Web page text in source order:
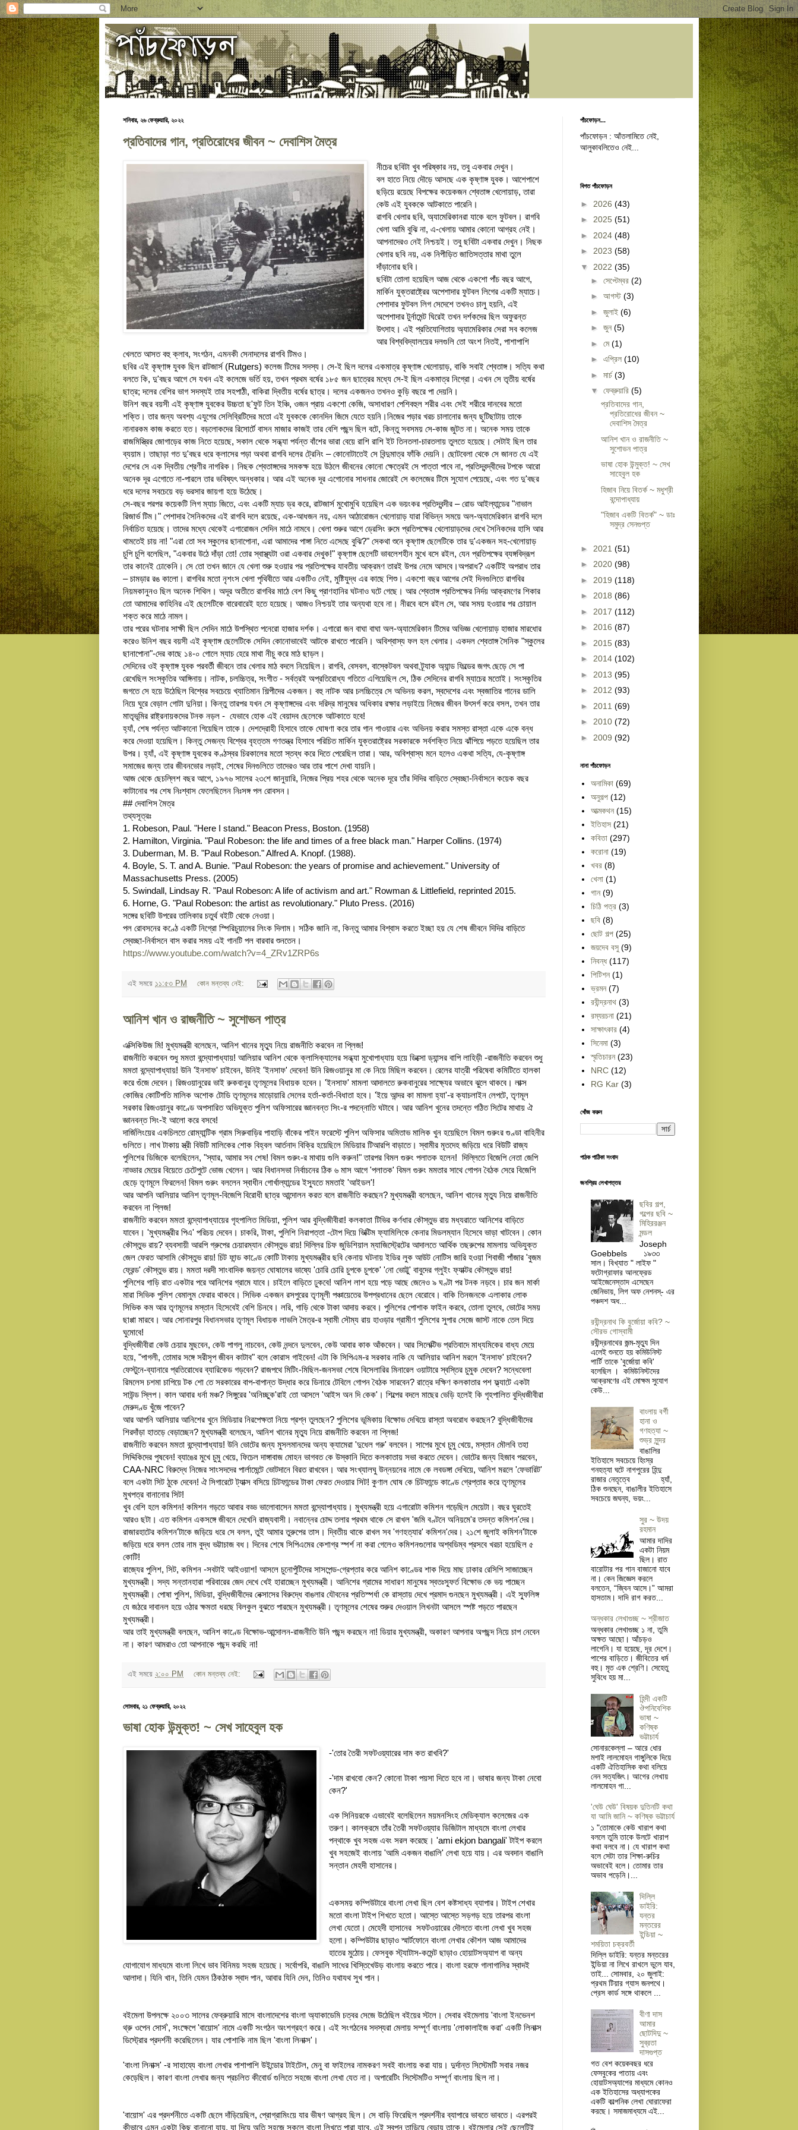
শনিবার, ২৬ ফেব্রুয়ারি, ২০২২
প্রতিবাদের গান, প্রতিরোধের জীবন ~ দেবাশিস মৈত্র
নীচের ছবিটা খুব পরিষ্কার নয়, তবু একবার দেখুন।
বল হাতে নিয়ে দৌড়ে আসছে এক কৃষ্ণাঙ্গ যুবক। আশেপাশে
ছড়িয়ে রয়েছে বিপক্ষের কয়েকজন শ্বেতাঙ্গ খেলোয়াড়, তারা
কেউ এই যুবককে আটকাতে পারেনি।
রাগবি খেলার ছবি, অ্যামেরিকানরা যাকে বলে ফুটবল। রাগবি
খেলা আমি বুঝি না, এ-খেলায় আমার কোনো আগ্রহ নেই।
আপনাদেরও নেই নিশ্চয়ই। তবু ছবিটা একবার দেখুন। নিছক
খেলার ছবি নয়, এক নিপীড়িত জাতিসত্তার মাথা তুলে
দাঁড়ানোর ছবি।
ছবিটা তোলা হয়েছিল আজ থেকে একশো পাঁচ বছর আগে,
মার্কিন যুক্তরাষ্ট্রের অপেশাদার ফুটবল লিগের একটি ম্যাচে।
পেশাদার ফুটবল লিগ সেদেশে তখনও চালু হয়নি, এই
অপেশাদার টুর্নামেন্ট ঘিরেই তখন দর্শকদের ছিল অফুরন্ত
উৎসাহ। এই প্রতিযোগিতায় অ্যামেরিকার সেরা সব কলেজ
আর বিশ্ববিদ্যালয়ের দলগুলি তো অংশ নিতই, পাশাপাশি
খেলতে আসত বহু ক্লাব, সংগঠন, এমনকী সেনাদলের রাগবি টিমও।
ছবির এই কৃষ্ণাঙ্গ যুবক ছিল রাটজার্স (Rutgers) কলেজ টিমের সদস্য। সে-ই ছিল দলের একমাত্র কৃষ্ণাঙ্গ খেলোয়াড়, বাকি সবাই শ্বেতাঙ্গ। সত্যি কথা
বলতে কি, দু'বছর আগে সে যখন এই কলেজে ভর্তি হয়, তখন প্রথম বর্ষের ১৮৫ জন ছাত্রের মধ্যে সে-ই ছিল একমাত্র নিগ্রো। এখন সে তৃতীয় বর্ষের
ছাত্র; দলের বেশির ভাগ সদস্যই তার সহপাঠী, বাকিরা দ্বিতীয় বর্ষের ছাত্র। দলের একজনও তখনও কুড়ি বছরে পা দেয়নি।
উনিশ বছর বয়সী এই কৃষ্ণাঙ্গ যুবকের উচ্চতা ছ'ফুট তিন ইঞ্চি, ওজন প্রায় একশো কেজি, অসাধারণ পেশিবহুল শরীর এবং সেই শরীরে দানবের মতো
শক্তি। তার জন্য অবশ্য এযুগের সেলিব্রিটিদের মতো এই যুবককে কোনদিন জিমে যেতে হয়নি।নিজের পড়ার খরচ চালানোর জন্য ছুটিছাটায় তাকে
নানারকম কাজ করতে হত। বড়লোকদের রিসোর্টে বাসন মাজার কাজই তার বেশি পছন্দ ছিল বটে, কিন্তু সবসময় সে-কাজ জুটত না। অনেক সময় তাকে
রাজমিস্ত্রির জোগাড়ের কাজ নিতে হয়েছে, সকাল থেকে সন্ধ্যা পর্যন্ত বাঁশের ভারা বেয়ে রাশি রাশি ইট তিনতলা-চারতলায় তুলতে হয়েছে। সেটাই ছিল তার
ব্যয়াম। তাছাড়া গত দু'বছর ধরে ক্লাসের পড়া অথবা রাগবি দলের ট্রেনিং – কোনোটাতেই সে বিন্দুমাত্র ফাঁকি দেয়নি। ছোটবেলা থেকে সে জানত যে এই
দেশের সে এক দ্বিতীয় শ্রেণীর নাগরিক। নিছক শ্বেতাঙ্গদের সমকক্ষ হয়ে উঠলে জীবনের কোনো ক্ষেত্রেই সে পাত্তা পাবে না, প্রতিদ্বন্দ্বীদের টপকে আরো
অনেক দূর এগোতে না-পারলে তার ভবিষ্যৎ অন্ধকার। আর এই অনেক দূর এগোনোর সাধনার জোরেই সে কলেজের টিমে সুযোগ পেয়েছে, এবং গত দু'বছর
ধরে দলের সবচেয়ে বড় ভরসার জায়গা হয়ে উঠেছে।
সে-বছর পরপর কয়েকটি লিগ ম্যাচ জিতে, এবং একটি ম্যাচ ড্র করে, রাটজার্স মুখোমুখি হয়েছিল এক ভয়ংকর প্রতিদ্বন্দীর – রোড আইল্যান্ডের "নাভাল
রিজার্ভ টিম।" পেশাদার সৈনিকদের এই রাগবি দলে রয়েছে, এক-আধজন নয়, এমন আঠারোজন খেলোয়াড় যারা বিভিন্ন সময়ে অল-অ্যামেরিকান রাগবি দলে
নির্বাচিত হয়েছে। তাদের মধ্যে থেকেই এগারোজন সেদিন মাঠে নামবে। খেলা শুরুর আগে ড্রেসিং রুমে প্রতিপক্ষের খেলোয়াড়দের দেখে সৈনিকদের হাসি আর
থামতেই চায় না! "এরা তো সব স্কুলের ছানাপোনা, এরা আমাদের পাঙ্গা নিতে এসেছে বুঝি?" সেকথা শুনে কৃষ্ণাঙ্গ ছেলেটিকে তার দু'একজন সহ-খেলোয়াড়
চুপি চুপি বলেছিল, "একবার উঠে দাঁড়া তো! তোর স্বাস্থ্যটা ওরা একবার দেখুক!" কৃষ্ণাঙ্গ ছেলেটি ভাবলেশহীন মুখে বসে রইল, যেন প্রতিপক্ষের ব্যঙ্গবিদ্রূপ
তার কানেই ঢোকেনি। সে তো তখন জানে যে খেলা শুরু হওয়ার পর প্রতিপক্ষের যাবতীয় আক্রমণ তারই উপর নেমে আসবে।অপরাধ? একটিই অপরাধ তার
– চামড়ার রঙ কালো। রাগবির মতো নৃশংস খেলা পৃথিবীতে আর একটিও নেই, মুষ্টিযুদ্ধ এর কাছে শিশু। একশো বছর আগের সেই দিনগুলিতে রাগবির
নিয়মকানুনও ছিল অনেক শিথিল। অদূর অতীতে রাগবির মাঠে বেশ কিছু প্রাণহানির ঘটনাও ঘটে গেছে। আর শ্বেতাঙ্গ প্রতিপক্ষের নির্দয় আক্রমণের শিকার
তো আমাদের কাহিনির এই ছেলেটিকে বারেবারেই হতে হয়েছে। আজও নিশ্চয়ই তার অন্যথা হবে না। নীরবে বসে রইল সে, আর সময় হওয়ার পর চোয়াল
শক্ত করে মাঠে নামল।
তার পরের ঘটনার সাক্ষী ছিল সেদিন মাঠে উপস্থিত পনেরো হাজার দর্শক। এগারো জন বাঘা বাঘা অল-অ্যামেরিকান টিমের অভিজ্ঞ খেলোয়াড় হাজার মারধোর
করেও উনিশ বছর বয়সী এই কৃষ্ণাঙ্গ ছেলেটিকে সেদিন কোনোভাবেই আটকে রাখতে পারেনি। অবিশ্বাস্য ফল হল খেলার। একদল শ্বেতাঙ্গ সৈনিক "স্কুলের
ছানাপোনা"-দের কাছে ১৪-০ গোলে ম্যাচ হেরে মাথা নীচু করে মাঠ ছাড়ল।
সেদিনের ওই কৃষ্ণাঙ্গ যুবক পরবর্তী জীবনে তার খেলার মাঠ বদলে নিয়েছিল। রাগবি, বেসবল, বাস্কেটবল অথবা ট্র্যাক অ্যান্ড ফিল্ডের জগৎ ছেড়ে সে পা
রেখেছিল সংস্কৃতির আঙ্গিনায়। নাটক, চলচ্চিত্র, সংগীত - সর্বত্রই অপ্রতিরোধ্য গতিতে এগিয়েছিল সে, ঠিক সেদিনের রাগবি ম্যাচের মতোই। সংস্কৃতির
জগতে সে হয়ে উঠেছিল বিশ্বের সবচেয়ে খ্যাতিমান শিল্পীদের একজন। বহু নাটক আর চলচ্চিত্রে সে অভিনয় করল, স্বদেশের এবং স্বজাতির গানের ডালি
নিয়ে ঘুরে বেড়াল গোটা দুনিয়া। কিন্তু তারপর যখন সে কৃষ্ণাঙ্গদের এবং দরিদ্র মানুষের অধিকার রক্ষার লড়াইয়ে নিজের জীবন উৎসর্গ করে বসল, তখন তার
মাতৃভূমির রাষ্ট্রনায়কদের টনক নড়ল - যেভাবে হোক এই বেয়াদব ছেলেকে আটকাতে হবে!
হ্যাঁ, শেষ পর্যন্ত আটকানো গিয়েছিল তাকে। দেশদ্রোহী হিসাবে তাকে ঘোষণা করে তার গান গাওয়ার এবং অভিনয় করার সমস্ত রাস্তা একে একে বন্ধ
করে দেওয়া হয়েছিল। কিন্তু সেজন্য বিশ্বের বৃহত্তম গণতন্ত্র হিসাবে পরিচিত মার্কিন যুক্তরাষ্ট্রের সরকারকে সর্বশক্তি নিয়ে ঝাঁপিয়ে পড়তে হয়েছিল তার
উপর। হ্যাঁ, এই কৃষ্ণাঙ্গ যুবকের কণ্ঠস্বর চিরকালের মতো স্তব্ধ করে দিতে পেরেছিল তারা। আর, অবিশ্বাস্য মনে হলেও একথা সত্যি, যে-কৃষ্ণাঙ্গ
সমাজের জন্য তার জীবনভোর লড়াই, শেষের দিনগুলিতে তাদেরও আর তার পাশে দেখা যায়নি।
আজ থেকে ছেচল্লিশ বছর আগে, ১৯৭৬ সালের ২৩শে জানুয়ারি, নিজের প্রিয় শহর থেকে অনেক দূরে তাঁর দিদির বাড়িতে স্বেচ্ছা-নির্বাসনে কয়েক বছর
কাটানোর পর শেষ নিঃশ্বাস ফেলেছিলেন নিঃসঙ্গ পল রোবসন।
## দেবাশিস মৈত্র
তথ্যসূত্রঃ
1. Robeson, Paul. "Here I stand." Beacon Press, Boston. (1958)
2. Hamilton, Virginia. "Paul Robeson: the life and times of a free black man." Harper Collins. (1974)
3. Duberman, M. B. "Paul Robeson." Alfred A. Knopf. (1988).
4. Boyle, S. T. and A. Bunie. "Paul Robeson: the years of promise and achievement." University of
Massachusetts Press. (2005)
5. Swindall, Lindsay R. "Paul Robeson: A life of activism and art." Rowman & Littlefield, reprinted 2015.
6. Horne, G. "Paul Robeson: the artist as revolutionary." Pluto Press. (2016)
সঙ্গের ছবিটি উপরের তালিকার চতুর্থ বইটি থেকে নেওয়া।
পল রোবসনের কণ্ঠে একটি নিগ্রো স্পিরিচুয়ালের লিংক দিলাম। সঠিক জানি না, কিন্তু আমার বিশ্বাস করতে ইচ্ছা হয় যে শেষ জীবনে দিদির বাড়িতে
স্বেচ্ছা-নির্বাসনে বাস করার সময় এই গানটি পল বারবার শুনতেন।
https://www.youtube.com/watch?v=4_ZRv1ZRP6s
এই সময়ে ১১:৫৩ PM কোন মন্তব্য নেই:
আনিশ খান ও রাজনীতি ~ সুশোভন পাত্র
এক্সিকিউজ মি! মুখ্যমন্ত্রী বলেছেন, আনিশ খানের মৃত্যু নিয়ে রাজনীতি করবেন না প্লিজ!
রাজনীতি করবেন শুধু মমতা বন্দ্যোপাধ্যায়! আলিয়ার আনিশ থেকে ক্লাসিক্যালের সন্ধ্যা মুখোপাধ্যায় হয়ে ডিক্সো ড্যান্সর বাপি লাহিড়ী -রাজনীতি করবেন শুধু
মমতা বন্দ্যোপাধ্যায়! উনি 'ইনসাফ' চাইবেন, উনিই 'ইনসাফ' দেবেন! উনি রিজওয়ানুর মা কে নিয়ে মিছিল করবেন। রেলের যাত্রী পরিষেবা কমিটিতে হালকা
করে গুঁজে দেবেন। রিজওয়ানুরের ভাই রুকবানুর তৃণমূলের বিধায়ক হবেন। 'ইনসাফ' মামলা আদালতে রুকবানুরের সাক্ষ্যের অভাবে ঝুলে থাকবে। লাক্স
কোজির কোটিপতি মালিক অশোক টোডি তৃণমূলের মাড়োয়ারি সেলের হর্তা-কর্তা-বিধাতা হবে। 'ইয়ে আন্দর কা মামলা হ্যা'-র ক্যাচলাইন লেপটে, তৃণমূল
সরকার রিজওয়ানুর কাণ্ডে অপসারিত অভিযুক্ত পুলিশ অফিসারের জ্ঞানবন্ত সিং-র পদন্নোতি ঘটাবে। আর আনিশ খুনের তদন্তে গঠিত সিটের মাথায় ঐ
জ্ঞানবন্ত সিং-ই আলো করে বসবে!
দার্জিলিংয়ের একচিলতে রোম্যান্টিক গ্রাম সিরুবাড়ির পাহাড়ি বাঁকের পাইন ফরেস্টে পুলিশ অফিসার অমিতাভ মালিক খুন হয়েছিলে বিমল গুরুংর গুণ্ডা বাহিনীর
গুলিতে। লাখ টাকায় স্ত্রী বিউটি মালিকের শোক বিহ্বল আর্তনাদ বিক্রি হয়েছিলে মিডিয়ার টিআরপি বাড়াতে। স্বামীর মৃতদেহ জড়িয়ে ধরে বিউটি রাজ্য
পুলিশের ডিজিকে বলেছিলেন, "স্যার, আমার সব শেষ! বিমল গুরুং-র মাথায় গুলি করুন!" তারপর বিমল গুরুং পলাতক হলেন! দিল্লিতে বিজেপি নেতা জেপি
নাড্ডার মেয়ের বিয়েতে চেটেপুটে ভোজ খেলেন। আর বিধানসভা নির্বাচনের ঠিক ৬ মাস আগে 'পলাতক' বিমল গুরুং মমতার সাথে গোপন বৈঠক সেরে বিজেপি
ছেড়ে তৃণমূলে ফিরলেন! বিমল গুরুং বললেন স্বাধীন গোর্খাল্যান্ডের ইস্যুতে মমতাই 'আইডল'!
আর আপনি আলিয়ার আনিশ তৃণমূল-বিজেপি বিরোধী ছাত্র আন্দোলন করত বলে রাজনীতি করছেন? মুখ্যমন্ত্রী বলেছেন, আনিশ খানের মৃত্যু নিয়ে রাজনীতি
করবেন না প্লিজ!
রাজনীতি করবেন মমতা বন্দ্যোপাধ্যায়ের গৃহপালিত মিডিয়া, পুলিশ আর বুদ্ধিজীবীরা! কলকাতা টিভির কর্ণধার কৌস্তুভ রায় মধ্যরাতে আনিশের বাড়িতে
যাবেন। 'মুখ্যমন্ত্রীর পিএ' পরিচয় দেবেন। চাকরি, টাকা, পুলিশি নিরাপত্তা -টোপ দিয়ে ভিক্টিম ফ্যামিলিকে কেনার মিডলম্যান হিসেবে ভাড়া খাটবেন। কোন
কৌস্তুভ রায়? ব্যবসায়ী আরপি গ্রুপের চেয়ারম্যান কৌস্তুভ রায়! দিল্লির চিফ জুডিশিয়াল ম্যাজিস্ট্রেটের আদালতে আর্থিক তছরুপের মামলায় অভিযুক্ত
জেল ফেরত আসামি কৌস্তুভ রায়! চিট ফান্ড কাণ্ডে কোটি টাকায় মুখ্যমন্ত্রীর ছবি কেনায় ঘটনায় ইডির লুক আউট নোটিস জারি হওয়া শিবাজী পাঁজার 'বুজম
ফ্রেন্ড' কৌস্তুভ রায়। মমতা দরদী সাংবাদিক জয়ন্ত ঘোষালের ভাষ্যে 'চোরি চোরি চুপকে চুপকে' 'নো ভোট্টু' বাবুদের গ্লুইং ফ্যাক্টর কৌস্তুভ রায়!
পুলিশের গাড়ি রাত একটার পরে আনিশের গ্রামে যাবে। চাইলে বাড়িতে ঢুকবে! আনিশ লাশ হয়ে পড়ে আছে জেনেও ৯ ঘণ্টা পর টনক নড়বে। চার জন মার্কা
মারা সিভিক পুলিশ বেমালুম ফেরার থাকবে। সিভিক একজন রসপুরের তৃণমূলী পঞ্চায়েতের উপপ্রধানের ছেলে বেরোবে। বাকি তিনজনকে এলাকার লোক
সিভিক কম আর তৃণমূলের মস্তান হিসেবেই বেশি চিনবে। লরি, গাড়ি থেকে টাকা আদায় করবে। পুলিশের পোশাক ফাইন করবে, তোলা তুলবে, ভোটের সময়
ছাপ্পা মারবে। আর সোনারপুর বিধানসভার তৃণমূল বিধায়ক লাভলি মৈত্র-র স্বামী সৌম্য রায় হাওড়ার গ্রামীণ পুলিশের সুপার সেজে জাস্ট নাকে তেল দিয়ে
ঘুমোবে!
বুদ্ধিজীবীরা কেউ চেয়ার মুছবেন, কেউ পাগলু নাচবেন, কেউ নন্দনে দুলবেন, কেউ আবার কাক আঁকবেন। আর সিলেক্টিভ প্রতিবাদে মাধ্যমিকের বাধ্য মেয়ে
হয়ে, "পাগলী, তোমার সঙ্গে সরীসৃপ জীবন কাটাব" বলে কোরাস গাইবেন! এটা কি সিপিএম-র সরকার নাকি যে আলিয়ার আনিশ মরলে 'ইনসাফ' চাইবেন?
ফেস্টুনে-ব্যানারে প্রতিরোধের ব্যারিকেড গড়বেন? রাজপথে মিটিং-মিছিল-জনসভা শেষে বিসেলারির মিনারেল ওয়াটারে স্বস্তির চুমুক দেবেন? সন্ধেবেলা
রিমলেস চশমা চাপিয়ে টক শো তে সরকারের বাপ-বাপান্ত উদ্ধার করে ডিনারে টেবিলে গোপন বৈঠক সারবেন? রাত্রে দক্ষিণ কলকাতার পশ ফ্ল্যাটে একটা
সাউন্ড স্লিপ। কাল আবার ধর্না মঞ্চ? সিঙ্গুরের 'অনিচ্ছুক'রাই তো আসলে 'আইস অন দি কেক'। শিল্পের বদলে মাছের ভেড়ি হলেই কি গৃহপালিত বুদ্ধিজীবীরা
মেরুদণ্ড খুঁজে পাবেন?
আর আপনি আলিয়ার আনিশের খুনে মিডিয়ার নিরপেক্ষতা নিয়ে প্রশ্ন তুলছেন? পুলিশের ভূমিকায় বিক্ষোভ দেখিয়ে রাস্তা অবরোধ করছেন? বুদ্ধিজীবীদের
শিরদাঁড়া হাতড়ে বেড়াচ্ছেন? মুখ্যমন্ত্রী বলেছেন, আনিশ খানের মৃত্যু নিয়ে রাজনীতি করবেন না প্লিজ!
রাজনীতি করবেন মমতা বন্দ্যোপাধ্যায়! উনি ভোটের জন্য মুসলমানদের অন্য ক্যামেরা 'দুধেল গরু' বলবেন। সাপের মুখে চুমু খেয়ে, মস্তান মৌলবি তহা
সিদ্দিকিদের পুষবেন! ব্যাঙের মুখে চুমু খেয়ে, ফিচেল দাঙ্গাবাজ মোহন ভাগবত কে উস্কানি দিতে কলকাতায় সভা করতে দেবেন। ভোটের জন্য হিজাব পরবেন,
CAA-NRC বিরুদ্ধে নিজের সাংসদদের পার্লামেন্টে ভোটদানে বিরত রাখবেন। আর সংখ্যালঘু উন্নয়নের নামে কে লবডঙ্গা দেখিয়ে, আনিশ মরলে 'ফেভারিট'
বলে একটা সিট ঠুকে দেবেন! ঐ সিগারেটে ট্যাক্স বসিয়ে চিটফান্ডের টাকা ফেরত দেওয়ার সিট! কুণাল ঘোষ কে চিটফান্ডে কাণ্ডে গ্রেপ্তার করে তৃণমূলের
মুখপত্র বানানোর সিট!
খুব বেশি হলে কমিশন! কমিশন গড়তে আবার বড্ড ভালোবাসেন মমতা বন্দ্যোপাধ্যায়। মুখ্যমন্ত্রী হয়ে এগারোটা কমিশন গড়েছিল মেয়েটা। বছর ঘুরতেই
আরও ছটা। এত কমিশন একসঙ্গে জীবনে দেখেনি রাজ্যবাসী। নবান্নের চোদ্দ তলার প্রথম থাকে সে রাখল 'জমি বণ্টনে অনিয়মে'র তদন্ত কমিশন'দের।
রাজারহাটের কমিশন'টাকে জড়িয়ে ধরে সে বলল, তুই আমার তুরুপের তাস। দ্বিতীয় থাকে রাখল সব 'গণহত্যার' কমিশন'দের। ২১শে জুলাই কমিশন'টাকে
জড়িয়ে ধরে বলল তোর নাম বুদ্ধ ভট্টাচাজ বধ। দিনের শেষে সিপিএমের কেশাগ্র স্পর্শ না করা গেলেও কমিশনগুলোর অশ্বডিম্ব প্রসবে খরচা হয়েছিল ৫
কোটি!
রাজ্যের পুলিশ, সিট, কমিশন -সবটাই আইওয়াশ! আসলে চুনোপুঁটিদের সাসপেন্ড-গ্রেপ্তার করে আনিশ কাণ্ডের শাক দিয়ে মাছ ঢাকার রেসিপি সাজাচ্ছেন
মুখ্যমন্ত্রী। সদ্য সন্তানহারা পরিবারের জেদ দেখে খেই হারাচ্ছেন মুখ্যমন্ত্রী। আনিশের গ্রামের সাধারণ মানুষের স্বতঃস্ফূর্ত বিক্ষোভ কে ভয় পাচ্ছেন
মুখ্যমন্ত্রী। পোষা পুলিশ, মিডিয়া, বুদ্ধিজীবীদের নেক্সাসের বিরুদ্ধে বাঙলার যৌবনের প্রতিস্পর্ধা কে রাস্তায় দেখে প্রমাদ গুনছেন মুখ্যমন্ত্রী। এই স্ফুলিঙ্গ
যে জঠরে দাবানল হয়ে ওঠার ক্ষমতা ধরছে বিলকুল বুঝতে পারছেন মুখ্যমন্ত্রী। তৃণমূলের শেষের শুরুর দেওয়াল লিখনটা আসলে স্পষ্ট পড়তে পারছেন
মুখ্যমন্ত্রী।
আর তাই মুখ্যমন্ত্রী বলছেন, আনিশ কাণ্ডে বিক্ষোভ-আন্দোলন-রাজনীতি উনি পছন্দ করছেন না! ডিয়ার মুখ্যমন্ত্রী, অকারণ আপনার অপছন্দ নিয়ে চাপ নেবেন
না। কারণ আমরাও তো আপনাকে পছন্দ করছি না!
এই সময়ে ২:০০ PM কোন মন্তব্য নেই:
সোমবার, ২১ ফেব্রুয়ারি, ২০২২
ভাষা হোক উন্মুক্ত! ~ সেখ সাহেবুল হক
-'তোর তৈরী সফটওয়্যারের দাম কত রাখবি?'
-'দাম রাখবো কেন? কোনো টাকা পয়সা দিতে হবে না। ভাষার জন্য টাকা নেবো
কেন?'
এক সিনিয়রকে এভাবেই বলেছিলেন ময়মনসিংহ মেডিক্যাল কলেজের এক
তরুণ। কালক্রমে তাঁর তৈরী সফটওয়্যার ডিজিটাল মাধ্যমে বাংলা লেখার
পন্থাকে খুব সহজ এবং সরল করেছে। 'ami ekjon bangali' টাইপ করলে
খুব সহজেই বাংলায় 'আমি একজন বাঙালি' লেখা হয়ে যায়। এর অবদান বাঙালি
সন্তান মেহদী হাসানের।
একসময় কম্পিউটারে বাংলা লেখা ছিল বেশ কষ্টসাধ্য ব্যাপার। টাইপ শেখার
মতো বাংলা টাইপ শিখতে হতো। আস্তে আস্তে সড়গড় হয়ে তারপর বাংলা
লেখা যেতো। মেহেদী হাসানের সফটওয়ারের দৌলতে বাংলা লেখা খুব সহজ
হলো। কম্পিউটার ছাড়াও স্মার্টফোনে বাংলা লেখার কৌশল আজ আমাদের
হাতের মুঠোয়। ফেসবুক স্ট্যাটাস-কমেন্ট ছাড়াও হোয়াটসঅ্যাপ বা অন্য
যোগাযোগ মাধ্যমে বাংলা লিখে ভাব বিনিময় সহজ হয়েছে। সর্বোপরি, বাঙালি সাধের খিস্তিখেউড় বাংলায় করতে পারে। বাংলা হরফে গালাগালির স্বাদই
আলাদা। যিনি খান, তিনি যেমন ঠিকঠাক স্বাদ পান, আবার যিনি দেন, তিনিও যথাযথ সুখ পান।
বইমেলা উপলক্ষে ২০০৩ সালের ফেব্রুয়ারি মাসে বাংলাদেশের বাংলা অ্যাকাডেমি চত্বর সেজে উঠেছিল বইয়ের স্টলে। সেবার বইমেলায় 'বাংলা ইনভেনশ
থ্রু ওপেন সোর্স', সংক্ষেপে 'বায়োস' নামে একটি সংগঠন অংশগ্রহণ করে। এই সংগঠনের সদস্যরা মেলায় সম্পূর্ণ বাংলায় 'লোকালাইজ করা' একটি লিনাক্স
ডিস্ট্রোর প্রদর্শনী করেছিলেন। যার পোশাকি নাম ছিল 'বাংলা লিনাক্স'।
'বাংলা লিনাক্স' -র সাহায্যে বাংলা লেখার পাশাপাশি উইন্ডোর টাইটেল, মেনু বা ফাইলের নামকরণ সবই বাংলায় করা যায়। দুর্দান্ত সিস্টেমটি সবার নজর
কেড়েছিল। কারণ বাংলা লেখার জন্য প্রচলিত কীবোর্ড গুলিতে সহজে বাংলা লেখা যেত না। অপারেটিং সিস্টেমটিও সম্পূর্ণ বাংলায় ছিল না।
'বায়োস' এর প্রদর্শনীতে একটি ছেলে দাঁড়িয়েছিল, প্রোগ্রামিংয়ে যার ভীষণ আগ্রহ ছিল। সে বাড়ি ফিরেছিল প্রদর্শনীর ব্যাপারে ভাবতে ভাবতে। এরপরই
কীভাবে এমন একটা কিছু বানানো যায়, যা দিয়ে অতি সহজে সকলে বাংলা লিখতে পারা যাবে, এই স্বপ্ন তাড়িয়ে বেড়ায় তাকে। বইমেলার সেই ছেলেটিই
পাঁচফোড়ন...
পাঁচফোড়ন : আঁতলামিতে নেই,
আলুকাবলিতেও নেই...
বিগত পাঁচফোড়ন
► 2026 (43)
► 2025 (51)
► 2024 (48)
► 2023 (58)
▼ 2022 (35)
► সেপ্টেম্বর (2)
► আগস্ট (3)
► জুলাই (6)
► জুন(5)
► মে(1)
► এপ্রিল (10)
► মার্চ(3)
▼ ফেব্রুয়ারি (5)
প্রতিবাদের গান,
প্রতিরোধের জীবন ~
দেবাশিস মৈত্র
আনিশ খান ও রাজনীতি ~
সুশোভন পাত্র
ভাষা হোক উন্মুক্ত! ~ সেখ
সাহেবুল হক
হিজাব নিয়ে বিতর্ক ~ মধুশ্রী
বন্দোপাধ্যায়
"হিজাব একটি বিতর্ক" ~ ডাঃ
সমুদ্র সেনগুপ্ত
► 2021 (51)
► 2020 (98)
► 2019 (118)
► 2018 (86)
► 2017 (112)
► 2016 (87)
► 2015 (83)
► 2014 (102)
► 2013 (95)
► 2012 (93)
► 2011 (69)
► 2010 (72)
► 2009 (92)
নানা পাঁচফোড়ন
অনামিকা (69)
অনুগল্প (12)
আত্মকথন (15)
ইতিহাস (21)
কবিতা (297)
করোনা (19)
খবর (8)
খেলা (1)
গান (9)
চিঠি পত্র (3)
ছবি (8)
ছোট গল্প (25)
জয়দেব বসু (9)
নিবন্ধ (117)
পিটিশন (1)
ভ্রমন (7)
রবীন্দ্রনাথ (3)
রম্যরচনা (21)
সাক্ষাৎকার (4)
সিনেমা (3)
স্মৃতিচারন (23)
NRC (12)
RG Kar (3)
খোঁজ করুন
পাঠক পাঠিকা সংবাদ
জনপ্রিয় লেখাপত্তর
ছবির গল্প,
গল্পের ছবি ~
মিহিররঞ্জন
মন্ডল
Joseph
Goebbels ১৯৩৩
সাল। বিখ্যাত " লাইফ "
ফটোগ্রাফার আলফ্রেড
আইজেনেস্তাদ এসেছেন
জেনিভায়, লিগ অফ নেশনস্- এর
পঞ্চদশ অধ...
রবীন্দ্রনাথ কি বুর্জোয়া কবি? ~
সৌরভ গোস্বামী
রবীন্দ্রনাথের জন্ম-মৃত্যু দিন
এলেই শুনতে হয় কমিউনিস্ট
পার্টি তাকে 'বুর্জোয়া কবি'
বলেছিল । কমিউনিস্টদের
আক্রমণের এই মোক্ষম সুযোগ
কেউ...
বাংলায় বর্গী
হানা ও
গণহত্যা ~
শুভ্র সুন্দর
বাঙালির
ইতিহাসে সবচেয়ে হিংস্র
গনহত্যা ঘটে নাগপুরের হিন্দু
রাজার নেতৃত্বে হ্যাঁ,
ঠিক শুনছেন, বাঙালীর ইতিহাসে
সবচেয়ে জঘন্য, ভয়ং...
সুর ~ উদয়
রহমান
আমার দাদির
একটা নিয়ম
ছিল। রাত
বারোটার পর গান বাজানো যাবে
না। কেন জিজ্ঞেস করলে
বলতেন, “জ্বিন আসে।” আমরা
হাসতাম। দাদি রাগ করত...
অন্ধকার লেখাগুচ্ছ ~ শ্রীজাত
অন্ধকার লেখাগুচ্ছ ১ না, তুমি
অক্ষত আছো। আঁচড়ও
লাগেনি। যা হয়েছে, দূর দেশে।
পাশের বাড়িতে। জীবিতের ধর্ম
বহু। মৃত এক শ্রেণি। সেহেতু
সুবিধে হয় মা...
হিন্দী একটি
ঔপনিবেশিক
ভাষা ~
কণিষ্ক
ভট্টাচার্য
সোনারকেল্লা – আরে ধোর
মশাই লালমোহন গাঙ্গুলিকে দিয়ে
একটি ঐতিহাসিক কথা বলিয়ে
নেন সত্যজিৎ। আগের লেখায়
লালমোহন গা...
'ঘেউ ঘেউ' বিষয়ক দুতিনটি কথা
যা আমি জানি ~ কণিষ্ক ভট্টাচার্য
১ "তোমাকে কেউ খারাপ কথা
বললে তুমি তাকে উলটে খারাপ
কথা বলবে না। যে খারাপ কথা
বলে সেটা তার শিক্ষা-রুচির
অভাবেই বলে। তোমার তার
অভাব পড়েনি।...
দিল্লি
ডাইরি:
যন্তর
মন্তরের
ইন্ডিয়া ~
শময়িতা চক্রবর্তী
দিল্লি ডাইরি: যন্তর মন্তরের
ইন্ডিয়া না লিখে রাখলে ভুলে যাব,
তাই... সোমবার, ২০ জুলাই:
প্রথম টিয়ার গ্যাস জনপথে।
প্রেস কার্ড সঙ্গে থাকলে ...
বীণা দাস
আমার
ছোটদিদু ~
সুব্রতা
দাসগুপ্ত
গত বেশ কয়েকবছর ধরে
ফেসবুকের পাতায় এবং
হোয়াটসঅ্যাপের মাধ্যমে কোনও
এক ইতিহাসের অধ্যাপকের
একটি কাল্পনিক লেখা ঘোরাফেরা
করছে। সমাজমাধ্যমে এই...